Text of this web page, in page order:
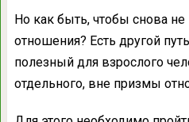
Но как быть, чтобы снова
отношения? Есть другой
полезный для взрослого
отдельного, вне призмы